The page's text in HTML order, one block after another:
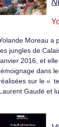
Moreau a
jungles de
2016, et
dans
sur le «
Gaudé et